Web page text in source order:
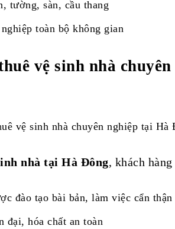
tường, sàn, cầu thang
toàn bộ không gian
vệ sinh nhà
vệ sinh nhà chuyên nghiệp tại Hà
nhà tại Hà Đông, khách
đào tạo bài bản, làm việc cẩn thận
đại, hóa chất an toàn